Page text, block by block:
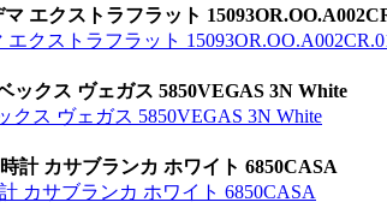
エクストラフラット
クストラフラット
ックス ヴェガス 5850VEGAS 3N White
ス ヴェガス 5850VEGAS 3N White
計 カサブランカ ホワイト 6850CASA
カサブランカ ホワイト 6850CASA